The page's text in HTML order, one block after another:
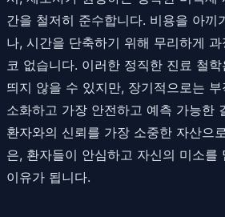
간을 철저히 준수합니다. 비용을 아끼
나, 시간을 단축하기 위해 무리하게
코 없습니다. 이러한 정직한 진료 철
띄지 않을 수 있지만, 장기적으로는
소화하고 가장 안전하고 예측 가능한
환자와의 신뢰를 가장 소중한 자산으
은, 환자들이 안심하고 자신의 미소를
이유가 됩니다.